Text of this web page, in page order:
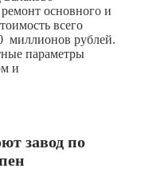
основного и
всего
миллионов рублей.
параметры
и
завод по